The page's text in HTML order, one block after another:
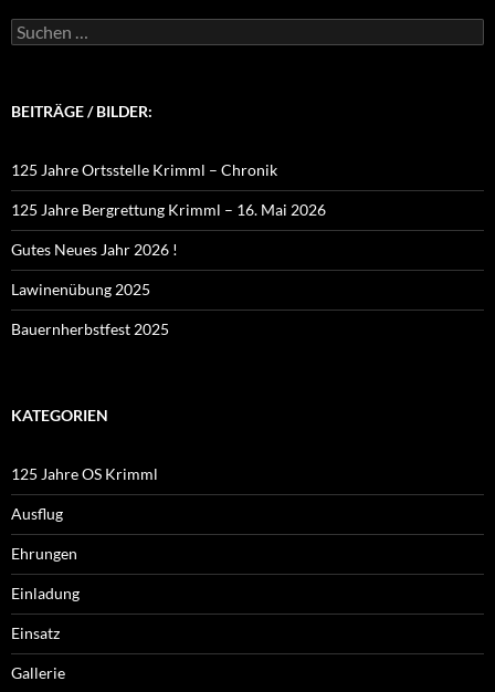
Suchen
nach:
BEITRÄGE / BILDER:
125 Jahre Ortsstelle Krimml – Chronik
125 Jahre Bergrettung Krimml – 16. Mai 2026
Gutes Neues Jahr 2026 !
Lawinenübung 2025
Bauernherbstfest 2025
KATEGORIEN
125 Jahre OS Krimml
Ausflug
Ehrungen
Einladung
Einsatz
Gallerie